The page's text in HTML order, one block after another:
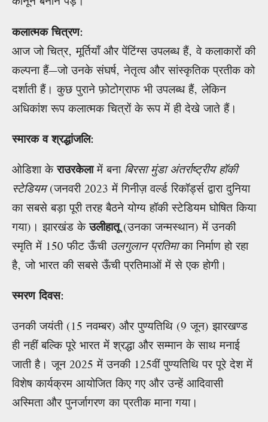
कलात्मक चित्रण:
आज जो चित्र, मूर्तियाँ और पेंटिंग्स उपलब्ध हैं, वे कलाकारों की
कल्पना हैं—जो उनके संघर्ष, नेतृत्व और सांस्कृतिक प्रतीक को
दर्शाती हैं। कुछ पुराने फ़ोटोग्राफ भी उपलब्ध हैं, लेकिन
अधिकांश रूप कलात्मक चित्रों के रूप में ही देखे जाते हैं।
स्मारक व श्रद्धांजलि:
ओडिशा केराउरकेलामें बना बिरसा मुंडा अंतर्राष्ट्रीय हॉकी
स्टेडियम(जनवरी 2023 में गिनीज़ वर्ल्ड रिकॉर्ड्स द्वारा दुनिया
का सबसे बड़ा पूरी तरह बैठने योग्य हॉकी स्टेडियम घोषित किया
गया)। झारखंड केउलीहातू(उनका जन्मस्थान) में उनकी
स्मृति में 150 फीट ऊँची उलगुलान प्रतिमाका निर्माण हो रहा
है, जो भारत की सबसे ऊँची प्रतिमाओं में से एक होगी।
स्मरण दिवस:
उनकी जयंती (15 नवम्बर) और पुण्यतिथि (9 जून) झारखण्ड
ही नहीं बल्कि पूरे भारत में श्रद्धा और सम्मान के साथ मनाई
जाती है। जून 2025 में उनकी 125वीं पुण्यतिथि पर पूरे देश में
विशेष कार्यक्रम आयोजित किए गए और उन्हें आदिवासी
अस्मिता और पुनर्जागरण का प्रतीक माना गया।